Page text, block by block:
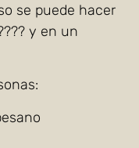
se puede hacer
y en un